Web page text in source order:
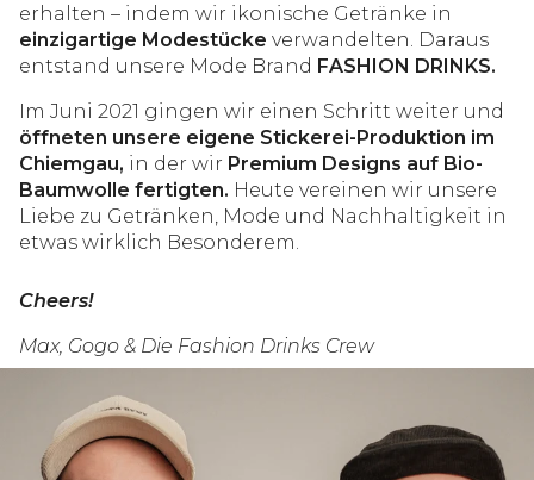
erhalten – indem wir ikonische Getränke in
einzigartige Modestücke verwandelten. Daraus
entstand unsere Mode Brand FASHION DRINKS.
Im Juni 2021 gingen wir einen Schritt weiter und
öffneten unsere eigene Stickerei-Produktion im
Chiemgau, in der wir Premium Designs auf Bio-
Baumwolle fertigten. Heute vereinen wir unsere
Liebe zu Getränken, Mode und Nachhaltigkeit in
etwas wirklich Besonderem.
Cheers!
Max, Gogo & Die Fashion Drinks Crew